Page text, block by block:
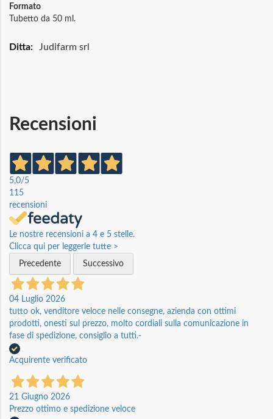
Formato
Tubetto da 50 ml.
Maggiori Judifarm srl
Recensioni
5,0/5
115
recensioni
Le nostre recensioni a 4 e 5 stelle.
Clicca qui per leggerle tutte >
Precedente
Successivo
04 Luglio 2026
tutto ok, venditore veloce nelle consegne, azienda con ottimi
prodotti, onesti sul prezzo, molto cordiali sulla comunicazione in
fase di spedizione, consiglio a tutti.-
Acquirente verificato
21 Giugno 2026
Prezzo ottimo e spedizione veloce